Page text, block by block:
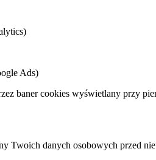
Ads)
baner cookies wyświetlany przy
Twoich danych osobowych przed